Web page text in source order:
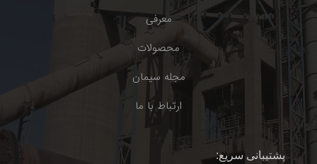
معرفی
محصولات
مجله سیمان
ارتباط با ما
پشتیبانی سریع: